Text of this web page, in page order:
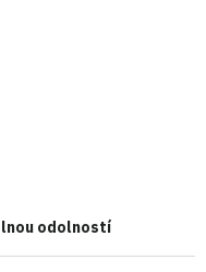
odolností